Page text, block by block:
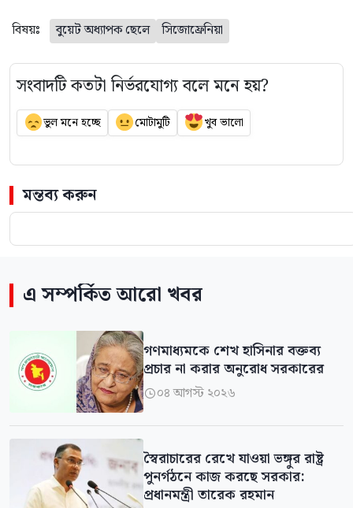
বিষয়ঃ বুয়েট অধ্যাপক ছেলে সিজোফ্রেনিয়া
সংবাদটি কতটা নির্ভরযোগ্য বলে মনে হয়?
ভুল মনে হচ্ছে মোটামুটি খুব ভালো
মন্তব্য করুন
এ সম্পর্কিত আরো খবর
গণমাধ্যমকে শেখ হাসিনার বক্তব্য
প্রচার না করার অনুরোধ সরকারের
০৪ আগস্ট ২০২৬
স্বৈরাচারের রেখে যাওয়া ভঙ্গুর রাষ্ট্র
পুনর্গঠনে কাজ করছে সরকার:
প্রধানমন্ত্রী তারেক রহমান